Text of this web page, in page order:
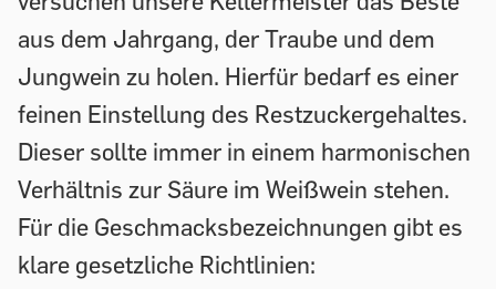
aus dem Jahrgang, der Traube und dem
Jungwein zu holen. Hierfür bedarf es einer
feinen Einstellung des Restzuckergehaltes.
Dieser sollte immer in einem harmonischen
Verhältnis zur Säure im Weißwein stehen.
Für die Geschmacksbezeichnungen gibt es
klare gesetzliche Richtlinien: